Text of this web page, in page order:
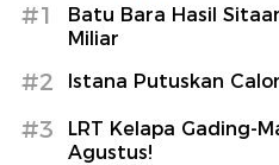
#1
Batu Bara Hasil
Miliar
#2 Istana Putuskan
#3
LRT Kelapa Gading-
Agustus!